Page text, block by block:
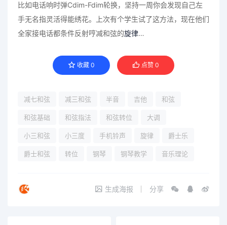
比如电话响时弹Cdim-Fdim轮换，坚持一周你会发现自己左
手无名指灵活得能绣花。上次有个学生试了这方法，现在他们
全家接电话都条件反射哼减和弦的旋律…
收藏 0 点赞 0
减七和弦 减三和弦 半音 吉他 和弦
和弦基础 和弦指法 和弦转位 大调
小三和弦 小三度 手机铃声 旋律 爵士乐
爵士和弦 转位 钢琴 钢琴教学 音乐理论
生成海报 分享